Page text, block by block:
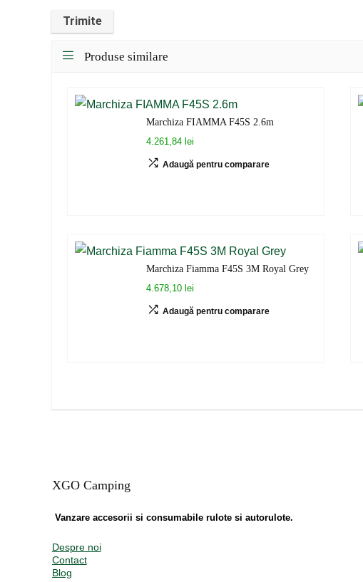
Produse similare
Marchiza FIAMMA F45S 2.6m
4.261,84 lei
Adaugă pentru comparare
Marchiza Fiamma F45S 3M Royal Grey
4.678,10 lei
Adaugă pentru comparare
XGO Camping
Vanzare accesorii si consumabile rulote si autorulote.
Despre noi
Contact
Blog